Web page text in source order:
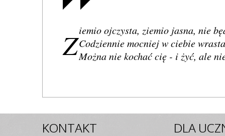
Ziemio ojczysta, ziemio jasna, nie
Codziennie mocniej w ciebie
Można nie kochać cię - i żyć, ale
KONTAKT DLA